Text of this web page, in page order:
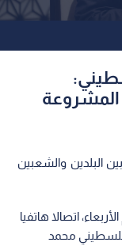
البلدين والشعبين
اتصالا هاتفيا
محمد